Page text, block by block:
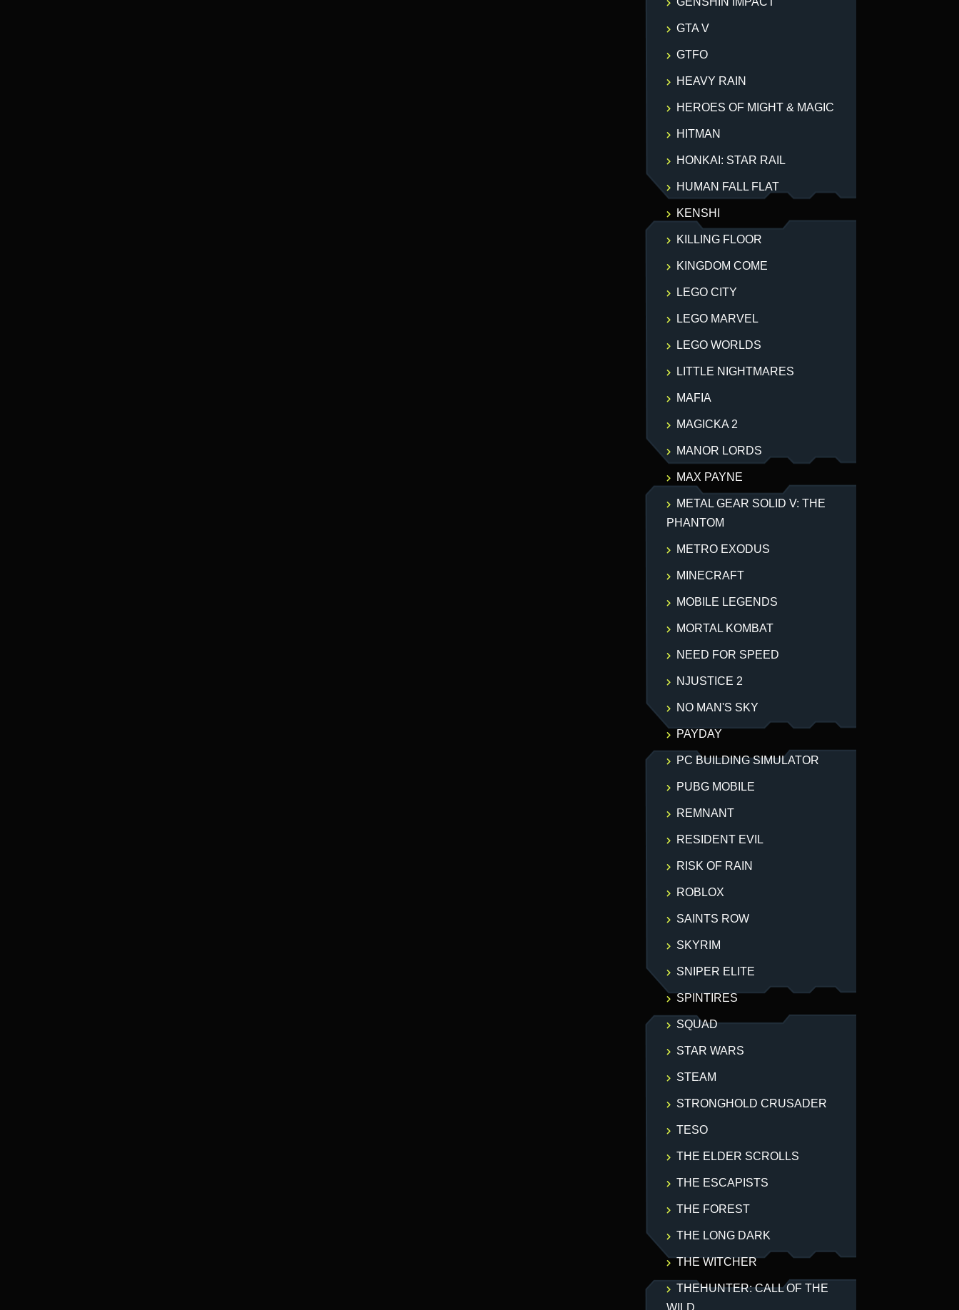
GTA V
GTFO
HEAVY RAIN
HEROES OF MIGHT & MAGIC
HITMAN
HONKAI: STAR RAIL
HUMAN FALL FLAT
KENSHI
KILLING FLOOR
KINGDOM COME
LEGO CITY
LEGO MARVEL
LEGO WORLDS
LITTLE NIGHTMARES
MAFIA
MAGICKA 2
MANOR LORDS
MAX PAYNE
METAL GEAR SOLID V: THE
PHANTOM
METRO EXODUS
MINECRAFT
MOBILE LEGENDS
MORTAL KOMBAT
NEED FOR SPEED
NJUSTICE 2
NO MAN'S SKY
PAYDAY
PC BUILDING SIMULATOR
PUBG MOBILE
REMNANT
RESIDENT EVIL
RISK OF RAIN
ROBLOX
SAINTS ROW
SKYRIM
SNIPER ELITE
SPINTIRES
SQUAD
STAR WARS
STEAM
STRONGHOLD CRUSADER
TESO
THE ELDER SCROLLS
THE ESCAPISTS
THE FOREST
THE LONG DARK
THE WITCHER
THEHUNTER: CALL OF THE
WILD